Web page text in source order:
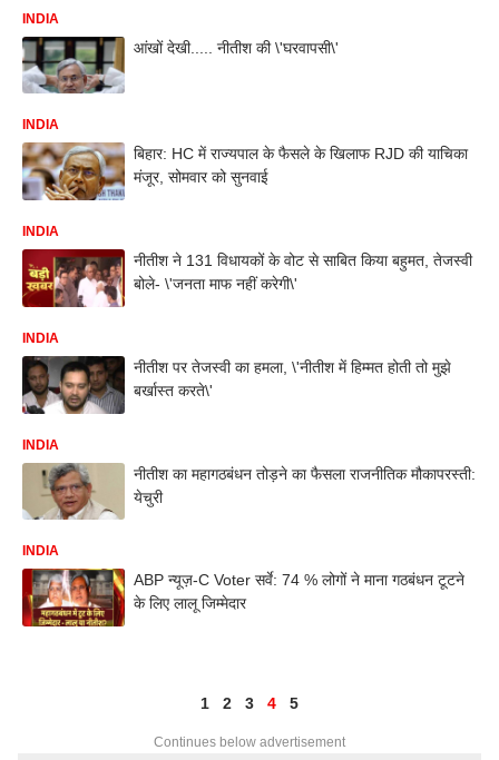
INDIA
आंखों देखी..... नीतीश की \'घरवापसी\'
INDIA
बिहार: HC में राज्यपाल के फैसले के खिलाफ RJD की याचिका
मंजूर, सोमवार को सुनवाई
INDIA
नीतीश ने 131 विधायकों के वोट से साबित किया बहुमत, तेजस्वी
बोले- \'जनता माफ नहीं करेगी\'
INDIA
नीतीश पर तेजस्वी का हमला, \'नीतीश में हिम्मत होती तो मुझे
बर्खास्त करते\'
INDIA
नीतीश का महागठबंधन तोड़ने का फैसला राजनीतिक मौकापरस्ती:
येचुरी
INDIA
ABP न्यूज़-C Voter सर्वे: 74 % लोगों ने माना गठबंधन टूटने
के लिए लालू जिम्मेदार
1 2 3 4 5
Continues below advertisement